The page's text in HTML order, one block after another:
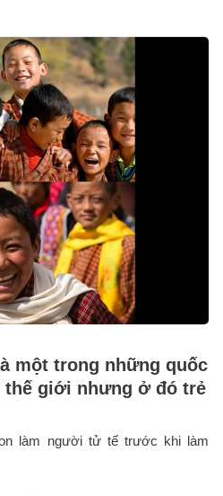
một trong những quốc
thế giới nhưng ở đó trẻ
làm người tử tế trước khi làm